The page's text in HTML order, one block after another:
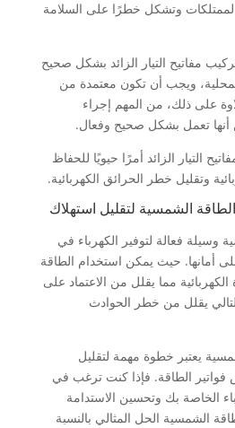
وتشكل خطرًا على السلامة
مفاتيح التيار الزائد بشكل صحيح
المحلية، ويجب أن تكون معتمدة من
على ذلك، من المهم إجراء
أنها تعمل بشكل صحيح وفعال.
التيار الزائد أمرًا حيويًا للحفاظ
وتقليل خطر الحرائق الكهربائية.
الشمسية لتقليل استهلاك
وسيلة فعالة لتوفير الكهرباء في
أمانها. حيث يمكن استخدام الطاقة
مما يقلل من الاعتماد على
يقلل من خطر الحوادث
يعتبر خطوة مهمة لتقليل
فواتير الطاقة. فإذا كنت ترغب في
الخاصة بك وتحسين الاستدامة
الشمسية الحل المثالي بالنسبة